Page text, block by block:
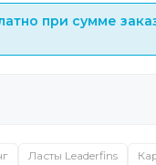
при сумме
Ласты Leaderfins